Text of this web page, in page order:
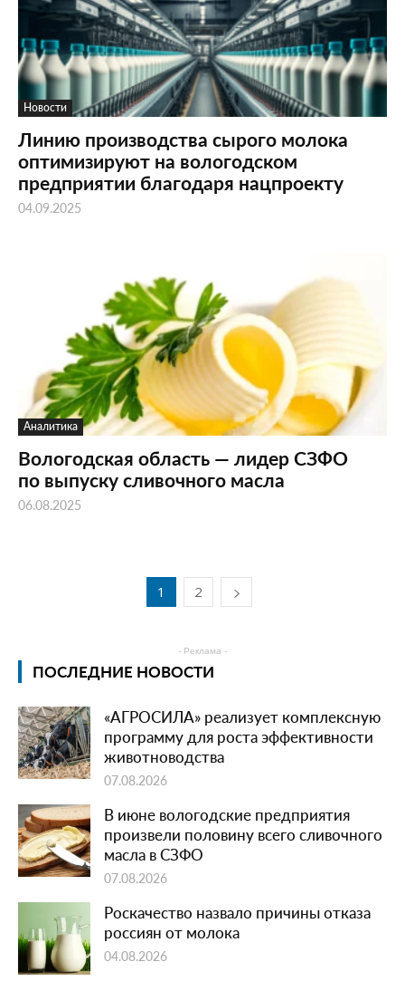
Новости
Линию производства сырого молока
оптимизируют на вологодском
предприятии благодаря нацпроекту
04.09.2025
Аналитика
Вологодская область — лидер СЗФО
по выпуску сливочного масла
06.08.2025
1 2
- Реклама -
ПОСЛЕДНИЕ НОВОСТИ
«АГРОСИЛА» реализует комплексную
программу для роста эффективности
животноводства
07.08.2026
В июне вологодские предприятия
произвели половину всего сливочного
масла в СЗФО
07.08.2026
Роскачество назвало причины отказа
россиян от молока
04.08.2026